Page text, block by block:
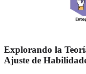
Explorando la
Ajuste de